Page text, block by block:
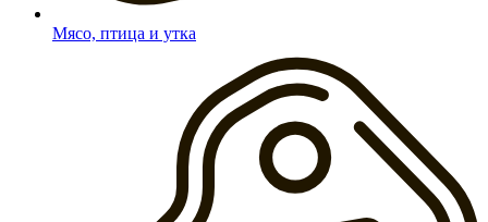
Мясо, птица и утка